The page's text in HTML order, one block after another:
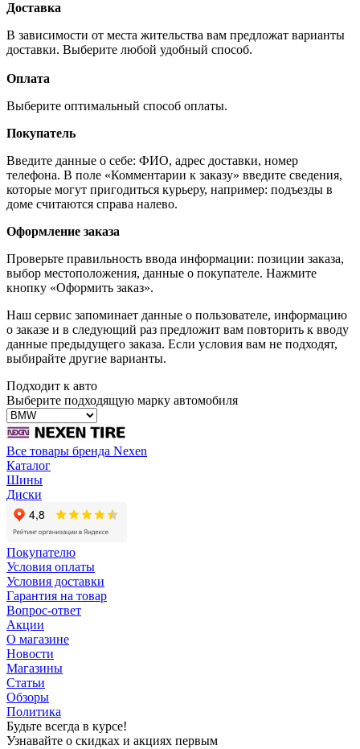
Доставка
В зависимости от места жительства вам предложат варианты
доставки. Выберите любой удобный способ.
Оплата
Выберите оптимальный способ оплаты.
Покупатель
Введите данные о себе: ФИО, адрес доставки, номер
телефона. В поле «Комментарии к заказу» введите сведения,
которые могут пригодиться курьеру, например: подъезды в
доме считаются справа налево.
Оформление заказа
Проверьте правильность ввода информации: позиции заказа,
выбор местоположения, данные о покупателе. Нажмите
кнопку «Оформить заказ».
Наш сервис запоминает данные о пользователе, информацию
о заказе и в следующий раз предложит вам повторить к вводу
данные предыдущего заказа. Если условия вам не подходят,
выбирайте другие варианты.
Подходит к авто
Выберите подходящую марку автомобиля
Все товары бренда Nexen
Каталог
Шины
Диски
Покупателю
Условия оплаты
Условия доставки
Гарантия на товар
Вопрос-ответ
Акции
О магазине
Новости
Магазины
Статьи
Обзоры
Политика
Будьте всегда в курсе!
Узнавайте о скидках и акциях первым